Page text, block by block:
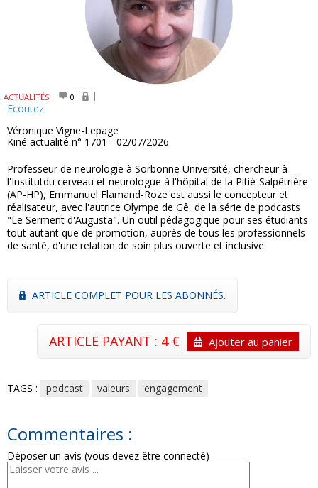
ACTUALITÉS 0
Ecoutez
Véronique Vigne-Lepage
Kiné actualité n° 1701 - 02/07/2026
Professeur de neurologie à Sorbonne Université, chercheur à
l'Institutdu cerveau et neurologue à l'hôpital de la Pitié-Salpêtrière
(AP-HP), Emmanuel Flamand-Roze est aussi le concepteur et
réalisateur, avec l'autrice Olympe de Gê, de la série de podcasts
"Le Serment d'Augusta". Un outil pédagogique pour ses étudiants
tout autant que de promotion, auprès de tous les professionnels
de santé, d'une relation de soin plus ouverte et inclusive.
ARTICLE COMPLET POUR LES ABONNÉS.
ARTICLE PAYANT : 4 € Ajouter au panier
TAGS : podcast valeurs engagement
Commentaires :
Déposer un avis (vous devez être connecté)